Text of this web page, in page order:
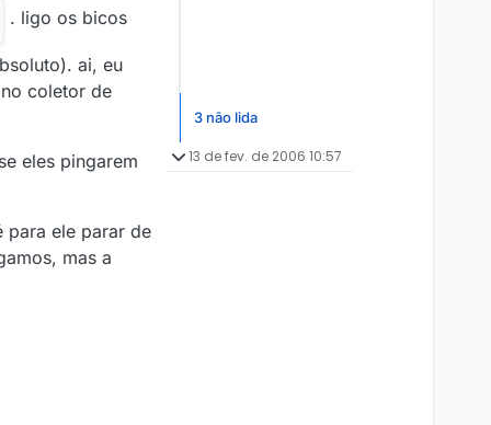
. ligo os bicos
ai, eu
coletor de
eles pingarem
para ele parar de
mas a
3 não lida
13 de fev. de 2006 10:57